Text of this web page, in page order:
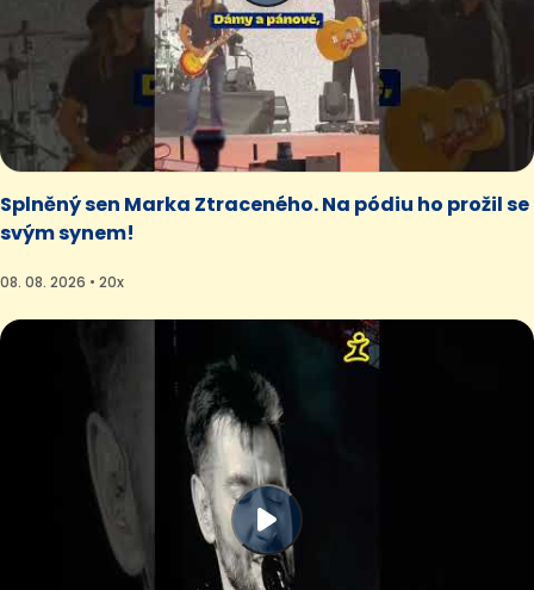
Splněný sen Marka Ztraceného. Na pódiu ho prožil se
svým synem!
08. 08. 2026 • 20x